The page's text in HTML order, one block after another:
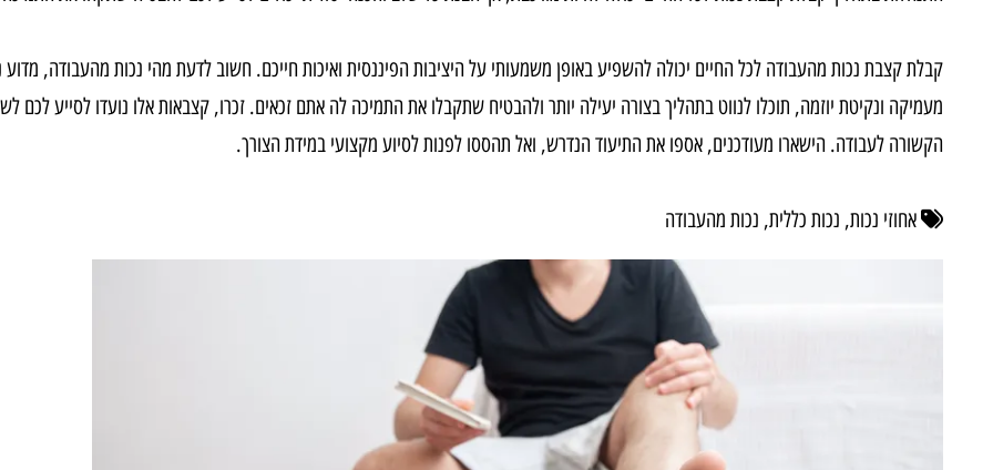
בתהליך קבלת קצבת נכות לכל החיים יכולה להיות מורכבת, אך הבנת כל שלב והכנה יסודית יכולים לסייע לכם להבטיח שתקחו את התמיכה
קצבת נכות מהעבודה לכל החיים יכולה להשפיע באופן משמעותי על היציבות הפיננסית ואיכות חייכם. חשוב לדעת מהי נכות מהעבודה, מדוע
לעבודה. הישארו מעודכנים, אספו את התיעוד הנדרש, ואל תהססו לפנות לסיוע מקצועי במידת הצורך.